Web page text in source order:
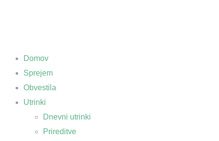
Domov
Sprejem
Obvestila
Utrinki
Dnevni utrinki
Prireditve